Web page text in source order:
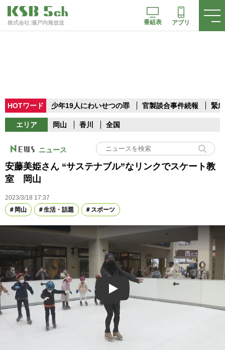
株式会社 瀬戸内海放送 番組表 アプリ
HOTワード 少年19人にわいせつの罪 官製談合事件続報 緊
エリア 岡山 香川 全国
ニュース
安藤美姫さん “サステナブル”なリンクでスケート教
室 岡山
2023/3/18 17:37
岡山
生活・話題 スポーツ
Play